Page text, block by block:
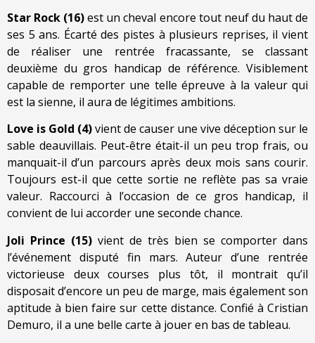
Star Rock (16)est un cheval encore tout neuf du haut de
ses 5 ans. Écarté des pistes à plusieurs reprises, il vient
de réaliser une rentrée fracassante, se classant
deuxième du gros handicap de référence. Visiblement
capable de remporter une telle épreuve à la valeur qui
est la sienne, il aura de légitimes ambitions.
Love is Gold (4)vient de causer une vive déception sur le
sable deauvillais. Peut-être était-il un peu trop frais, ou
manquait-il d’un parcours après deux mois sans courir.
Toujours est-il que cette sortie ne reflète pas sa vraie
valeur. Raccourci à l’occasion de ce gros handicap, il
convient de lui accorder une seconde chance.
Joli Prince (15) vient de très bien se comporter dans
l’événement disputé fin mars. Auteur d’une rentrée
victorieuse deux courses plus tôt, il montrait qu’il
disposait d’encore un peu de marge, mais également son
aptitude à bien faire sur cette distance. Confié à Cristian
Demuro, il a une belle carte à jouer en bas de tableau.